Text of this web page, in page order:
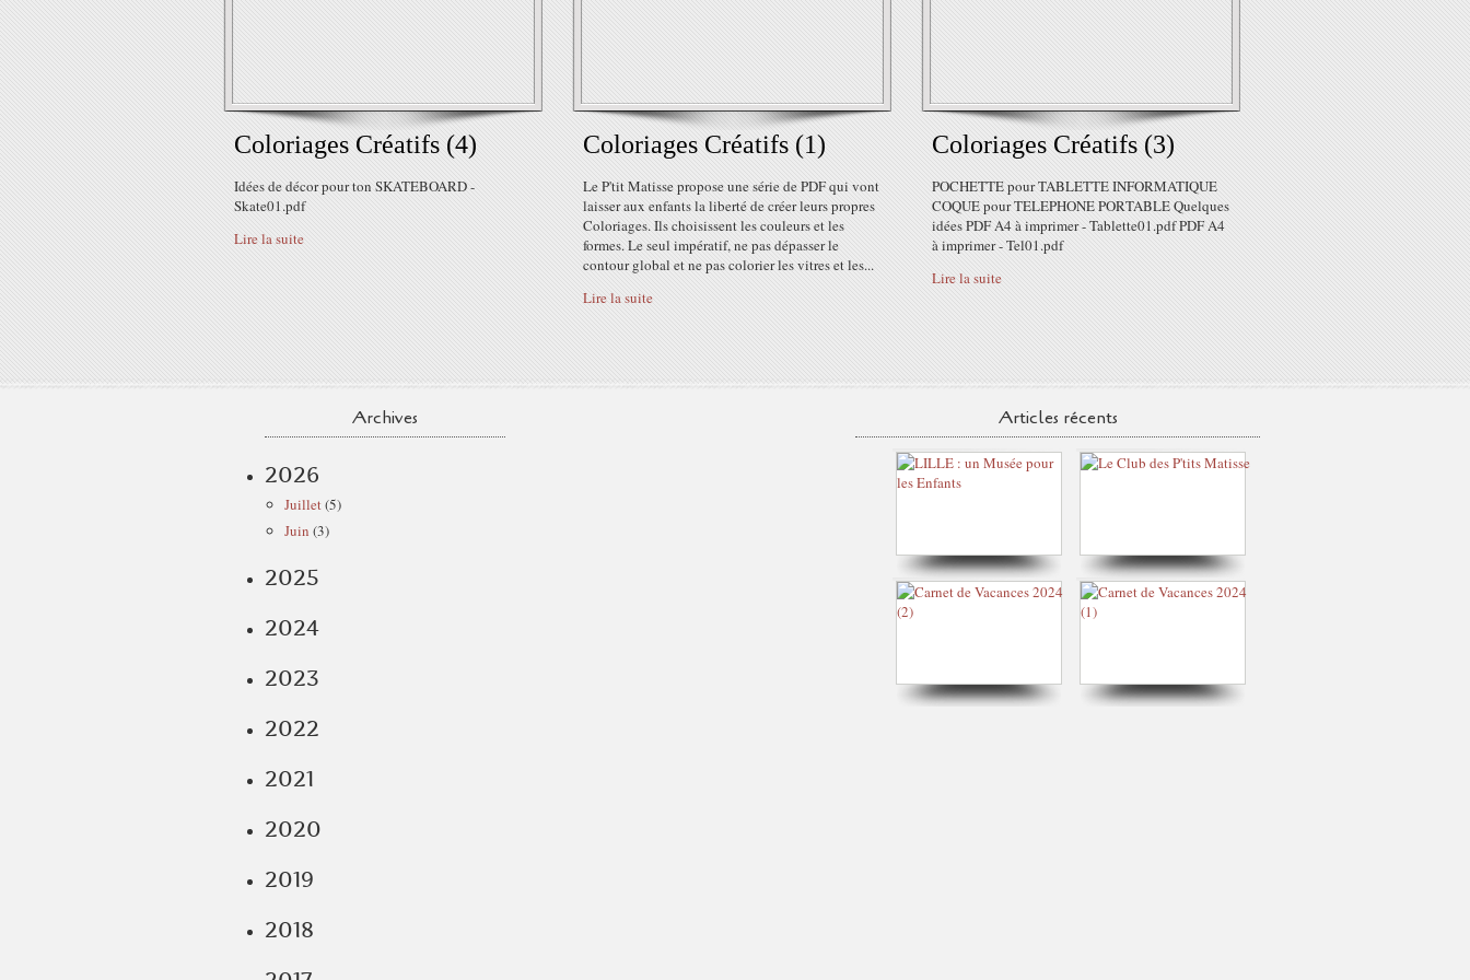
Coloriages Créatifs (4)
Idées de décor pour ton SKATEBOARD -
Skate01.pdf
Lire la suite
Coloriages Créatifs (1)
Le P'tit Matisse propose une série de PDF qui vont
laisser aux enfants la liberté de créer leurs propres
Coloriages. Ils choisissent les couleurs et les
formes. Le seul impératif, ne pas dépasser le
contour global et ne pas colorier les vitres et les...
Lire la suite
Coloriages Créatifs (3)
POCHETTE pour TABLETTE INFORMATIQUE
COQUE pour TELEPHONE PORTABLE Quelques
idées PDF A4 à imprimer - Tablette01.pdf PDF A4
à imprimer - Tel01.pdf
Lire la suite
Archives
2026
Juillet(5)
Juin (3)
2025
2024
2023
2022
2021
2020
2019
2018
Articles récents